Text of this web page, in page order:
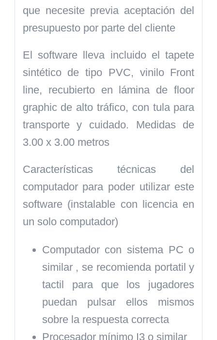
que necesite previa aceptación del
presupuesto por parte del cliente
El software lleva incluido el tapete
sintético de tipo PVC, vinilo Front
line, recubierto en lámina de floor
graphic de alto tráfico, con tula para
transporte y cuidado. Medidas de
3.00 x 3.00 metros
Características técnicas del
computador para poder utilizar este
software (instalable con licencia en
un solo computador)
Computador con sistema PC o
similar , se recomienda portatil y
tactil para que los jugadores
puedan pulsar ellos mismos
sobre la respuesta correcta
Procesador mínimo I3 o similar